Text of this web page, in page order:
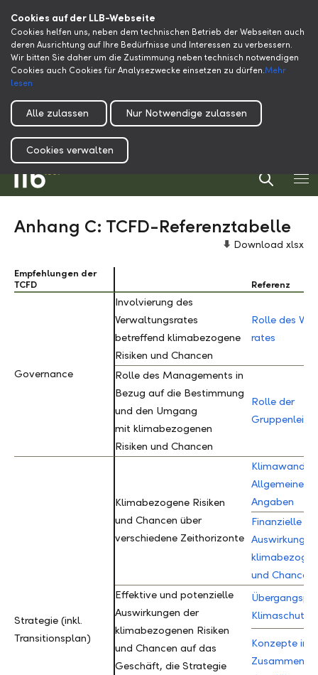
Cookies auf der LLB-Webseite
Cookies helfen uns, neben dem technischen Betrieb der Webseiten auch
deren Ausrichtung auf Ihre Bedürfnisse und Interessen zu verbessern.
Wir bitten Sie daher um die Zustimmung neben technisch notwendigen
Cookies auch Cookies für Analysezwecke einsetzen zu dürfen.Mehr
lesen
Alle zulassen Nur Notwendige zulassen
Cookies verwalten
Anhang C: TCFD-Referenztabelle
Download xlsx
Empfehlungen der
TCFD
Referenz
Governance
Involvierung des
Verwaltungsrates
betreffend klimabezogene
Risiken und Chancen
Rolle des
rates
Rolle des Managements in
Bezug auf die Bestimmung
und den Umgang
mit klimabezogenen
Risiken und Chancen
Rolle der
Strategie (inkl.
Transitionsplan)
Klimabezogene Risiken
und Chancen über
verschiedene Zeithorizonte
Klimawandel:
Allgemeine
Angaben
Finanzielle
und Chancen
Effektive und potenzielle
Auswirkungen der
klimabezogenen Risiken
und Chancen auf das
Geschäft, die Strategie
Klimaschutz
Konzepte im
Empfehlungen der
TCFD
Governance
Strategie (inkl.
Transitionsplan)